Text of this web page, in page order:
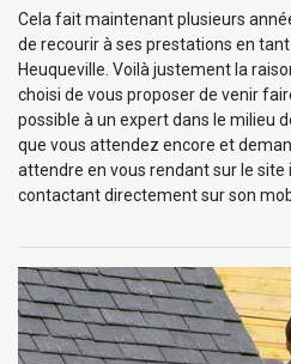
Cela fait maintenant plusieurs
de recourir à ses prestations en
Heuqueville. Voilà justement la
choisi de vous proposer de venir
possible à un expert dans le milieu
que vous attendez encore et
attendre en vous rendant sur le site
contactant directement sur son